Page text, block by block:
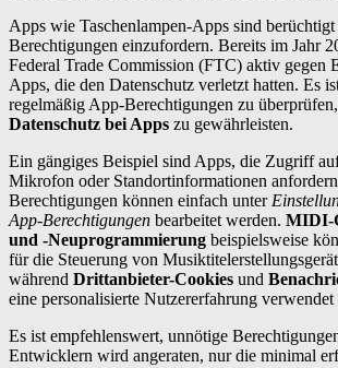
Apps wie Taschenlampen-Apps sind
Berechtigungen einzufordern. Bereits im Jahr
Federal Trade Commission (FTC) aktiv gegen
Apps, die den Datenschutz verletzt hatten. Es
regelmäßig App-Berechtigungen zu
Datenschutz bei Apps zu gewährleisten.
Ein gängiges Beispiel sind Apps, die Zugriff
Mikrofon oder Standortinformationen
Berechtigungen können einfach unter
App-Berechtigungen bearbeitet werden. MIDI-
und -Neuprogrammierung beispielsweise
für die Steuerung von
während Drittanbieter-Cookies und
eine personalisierte Nutzererfahrung verwendet
Es ist empfehlenswert, unnötige
Entwicklern wird angeraten, nur die minimal